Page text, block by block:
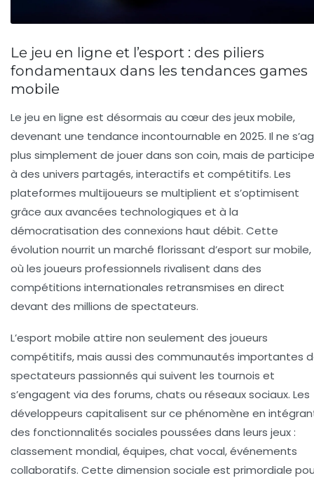
Le jeu en ligne et l’esport : des piliers
fondamentaux dans les tendances games
mobile
Le jeu en ligne est désormais au cœur des jeux mobile,
devenant une tendance incontournable en 2025. Il ne
plus simplement de jouer dans son coin, mais de
à des univers partagés, interactifs et compétitifs. Les
plateformes multijoueurs se multiplient et s’optimisent
grâce aux avancées technologiques et à la
démocratisation des connexions haut débit. Cette
évolution nourrit un marché florissant d’esport sur mobile,
où les joueurs professionnels rivalisent dans des
compétitions internationales retransmises en direct
devant des millions de spectateurs.
L’esport mobile attire non seulement des joueurs
compétitifs, mais aussi des communautés importantes
spectateurs passionnés qui suivent les tournois et
s’engagent via des forums, chats ou réseaux sociaux. Les
développeurs capitalisent sur ce phénomène en
des fonctionnalités sociales poussées dans leurs jeux :
classement mondial, équipes, chat vocal, événements
collaboratifs. Cette dimension sociale est primordiale